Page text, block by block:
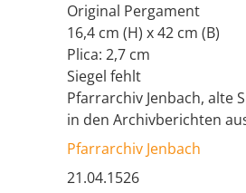
Original Pergament
16,4 cm (H) x 42 cm (B)
Plica: 2,7 cm
Siegel fehlt
Pfarrarchiv Jenbach, alte
in den Archivberichten
Pfarrarchiv Jenbach
21.04.1526